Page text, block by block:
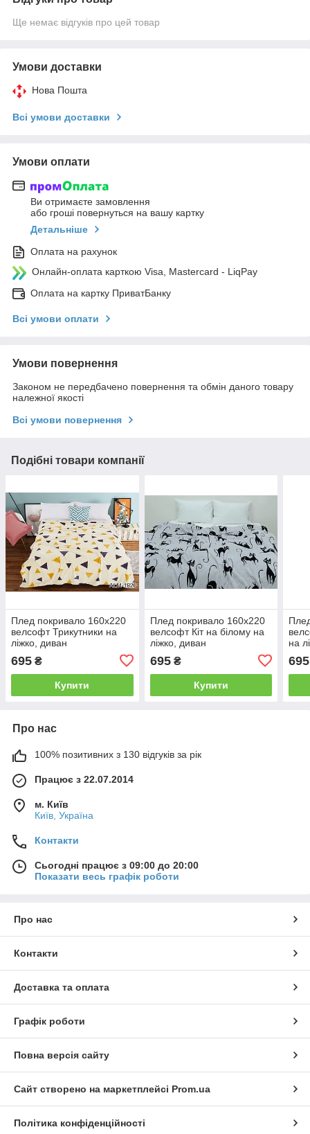
Ще немає відгуків про цей товар
Умови доставки
Нова Пошта
Всі умови доставки
Умови оплати
Ви отримаєте замовлення
або гроші повернуться на вашу картку
Детальніше
Оплата на рахунок
Онлайн-оплата карткою Visa, Mastercard - LiqPay
Оплата на картку ПриватБанку
Всі умови оплати
Умови повернення
Законом не передбачено повернення та обмін даного товару
належної якості
Всі умови повернення
Подібні товари компанії
Плед покривало 160х220
велсофт Трикутники на
ліжко, диван
695 ₴
Купити
Плед покривало 160х220
велсофт Кіт на білому на
ліжко, диван
695₴
Купити
на
695
Про нас
100% позитивних з 130 відгуків за рік
Працює з 22.07.2014
м. Київ
Київ, Україна
Контакти
Сьогодні працює з 09:00 до 20:00
Показати весь графік роботи
Про нас
Контакти
Доставка та оплата
Графік роботи
Повна версія сайту
Сайт створено на маркетплейсі Prom.ua
Політика конфіденційності